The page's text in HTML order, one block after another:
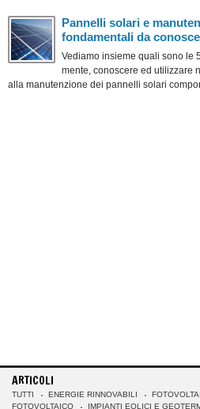
Pannelli solari e
fondamentali da
Vediamo insieme quali sono le
mente, conoscere ed utilizzare
alla manutenzione dei pannelli solari
ARTICOLI
TUTTI ENERGIE RINNOVABILI
FOTOVOLTAICO
IMPIANTI EOLICI E